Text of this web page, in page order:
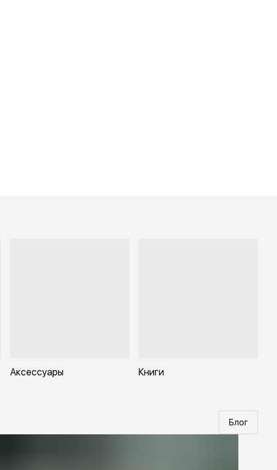
Аксессуары Книги
Блог